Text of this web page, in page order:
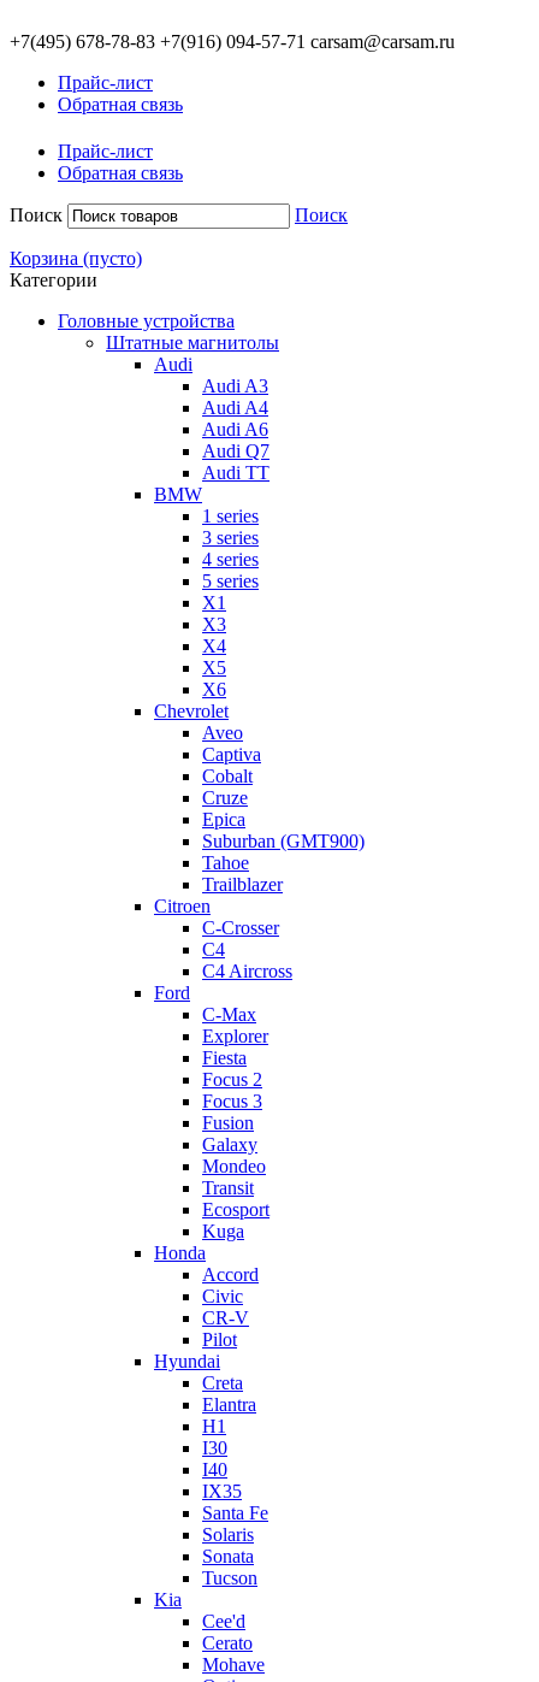
+7(495) 678-78-83 +7(916) 094-57-71 carsam@carsam.ru
Прайс-лист
Обратная связь
Прайс-лист
Обратная связь
Поиск Поиск
Корзина (пусто)
Категории
Головные устройства
Штатные магнитолы
Audi
Audi A3
Audi A4
Audi A6
Audi Q7
Audi TT
BMW
1 series
3 series
4 series
5 series
X1
X3
X4
X5
X6
Chevrolet
Aveo
Captiva
Cobalt
Cruze
Epica
Suburban (GMT900)
Tahoe
Trailblazer
Citroen
C-Crosser
C4
C4 Aircross
Ford
C-Max
Explorer
Fiesta
Focus 2
Focus 3
Fusion
Galaxy
Mondeo
Transit
Ecosport
Kuga
Honda
Accord
Civic
CR-V
Pilot
Hyundai
Creta
Elantra
H1
I30
I40
IX35
Santa Fe
Solaris
Sonata
Tucson
Kia
Cee'd
Cerato
Mohave